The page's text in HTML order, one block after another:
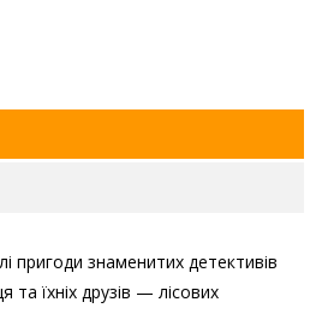
пригоди знаменитих детективів
їхніх друзів — лісових